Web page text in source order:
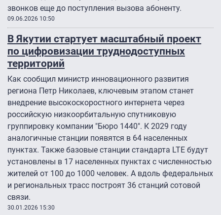
звонков еще до поступления вызова абоненту.
09.06.2026 10:50
В Якутии стартует масштабный проект
по цифровизации труднодоступных
территорий
Как сообщил министр инновационного развития
региона Петр Николаев, ключевым этапом станет
внедрение высокоскоростного интернета через
российскую низкоорбитальную спутниковую
группировку компании "Бюро 1440". К 2029 году
аналогичные станции появятся в 64 населенных
пунктах. Также базовые станции стандарта LTE будут
установлены в 17 населенных пунктах с численностью
жителей от 100 до 1000 человек. А вдоль федеральных
и региональных трасс построят 36 станций сотовой
связи.
30.01.2026 15:30